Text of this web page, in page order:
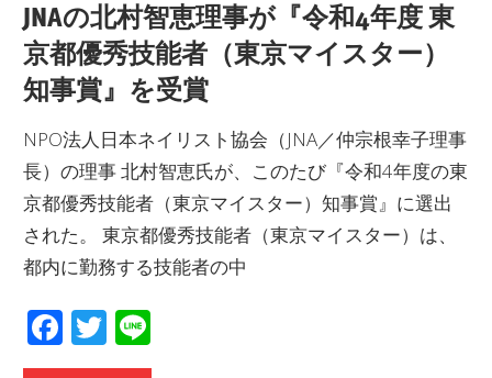
JNAの北村智恵理事が『令和4年度 東
京都優秀技能者（東京マイスター）
知事賞』を受賞
NPO法人日本ネイリスト協会（JNA／仲宗根幸子理事
長）の理事 北村智恵氏が、このたび『令和4年度の東
京都優秀技能者（東京マイスター）知事賞』に選出
された。 東京都優秀技能者（東京マイスター）は、
都内に勤務する技能者の中
Facebook
Twitter